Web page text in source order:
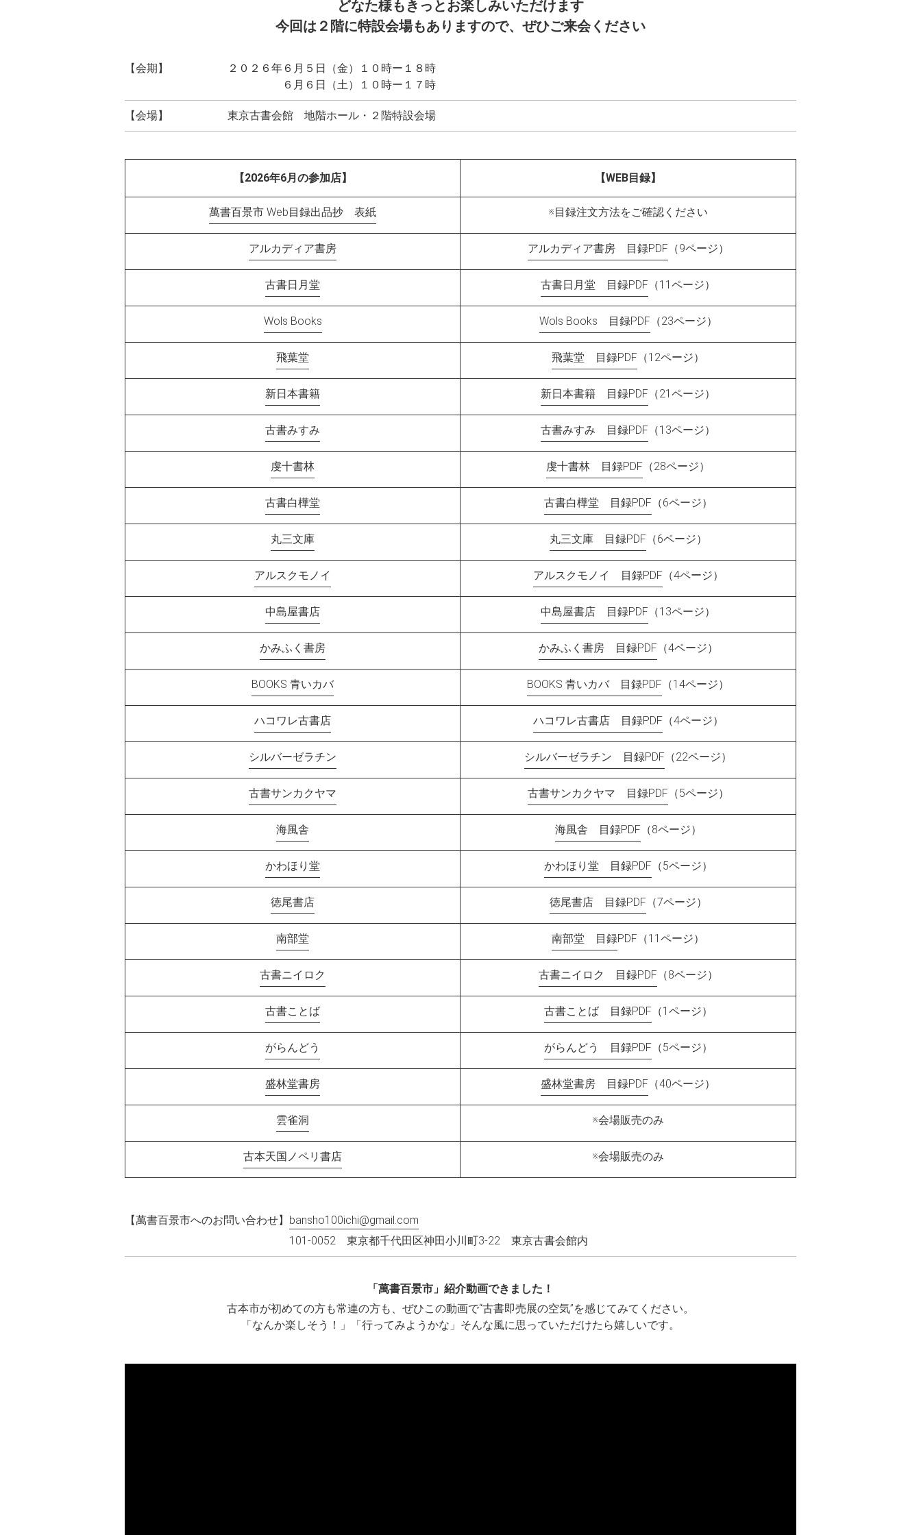
どなた様もきっとお楽しみいただけます
今回は２階に特設会場もありますので、ぜひご来会ください
【会期】
２０２６年６月５日（金）１０時ー１８時
６月６日（土）１０時ー１７時
【会場】 東京古書会館 地階ホール・２階特設会場
【2026年6月の参加店】 【WEB目録】
萬書百景市 Web目録出品抄 表紙 ※目録注文方法をご確認ください
アルカディア書房 アルカディア書房 目録PDF （9ページ）
古書日月堂 古書日月堂 目録PDF （11ページ）
Wols Books Wols Books 目録PDF （23ページ）
飛葉堂 飛葉堂 目録PDF （12ページ）
新日本書籍 新日本書籍 目録PDF （21ページ）
古書みすみ 古書みすみ 目録PDF （13ページ）
虔十書林 虔十書林 目録PDF （28ページ）
古書白樺堂 古書白樺堂 目録PDF （6ページ）
丸三文庫 丸三文庫 目録PDF （6ページ）
アルスクモノイ アルスクモノイ 目録PDF （4ページ）
中島屋書店 中島屋書店 目録PDF （13ページ）
かみふく書房 かみふく書房 目録PDF （4ページ）
BOOKS 青いカバ BOOKS 青いカバ 目録PDF （14ページ）
ハコワレ古書店 ハコワレ古書店 目録PDF （4ページ）
シルバーゼラチン シルバーゼラチン 目録PDF （22ページ）
古書サンカクヤマ 古書サンカクヤマ 目録PDF （5ページ）
海風舎 海風舎 目録PDF （8ページ）
かわほり堂 かわほり堂 目録PDF （5ページ）
徳尾書店 徳尾書店 目録PDF （7ページ）
南部堂 南部堂 目録PDF（11ページ）
古書ニイロク 古書ニイロク 目録PDF （8ページ）
古書ことば 古書ことば 目録PDF （1ページ）
がらんどう がらんどう 目録PDF （5ページ）
盛林堂書房 盛林堂書房 目録PDF （40ページ）
雲雀洞 ※会場販売のみ
古本天国ノペリ書店 ※会場販売のみ
【萬書百景市へのお問い合わせ】 bansho100ichi@gmail.com
101-0052 東京都千代田区神田小川町3-22 東京古書会館内
「萬書百景市」紹介動画できました！
古本市が初めての方も常連の方も、ぜひこの動画で“古書即売展の空気”を感じてみてください。
「なんか楽しそう！」「行ってみようかな」そんな風に思っていただけたら嬉しいです。